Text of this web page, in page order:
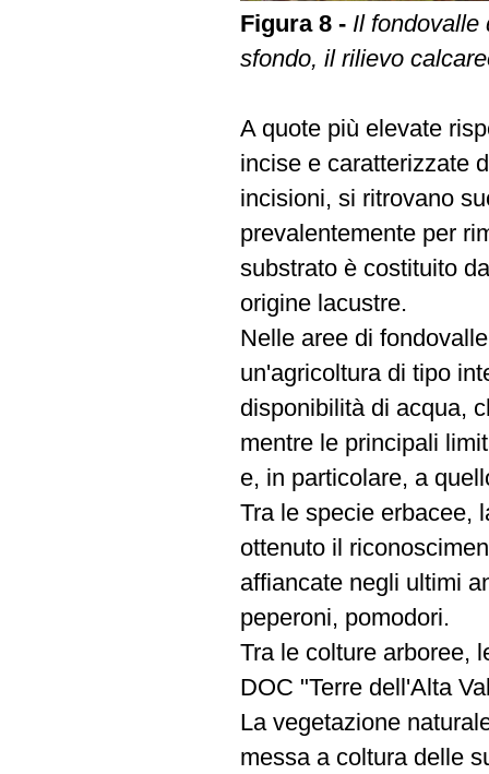
Figura 8 - Il fondovalle
sfondo, il rilievo
A quote più elevate
incise e caratterizzate
incisioni, si ritrovano
prevalentemente per
substrato è costituito
origine lacustre.
Nelle aree di
un'agricoltura di tipo
disponibilità di acqua,
mentre le principali
e, in particolare, a
Tra le specie erbacee,
ottenuto il
affiancate negli ultimi
peperoni, pomodori.
Tra le colture arboree,
DOC "Terre dell'Alta
La vegetazione
messa a coltura delle